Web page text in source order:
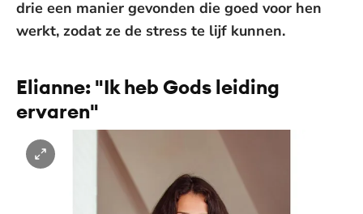
drie een manier gevonden die goed voor hen
werkt, zodat ze de stress te lijf kunnen.
Elianne: "Ik heb Gods leiding
ervaren"